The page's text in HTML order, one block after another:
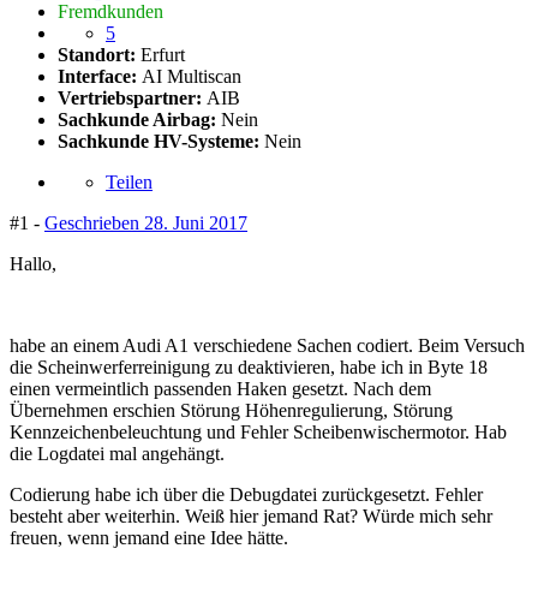
Fremdkunden
5
Standort: Erfurt
Interface: AI Multiscan
Vertriebspartner: AIB
Sachkunde Airbag: Nein
Sachkunde HV-Systeme: Nein
Teilen
#1 - Geschrieben 28. Juni 2017
Hallo,
habe an einem Audi A1 verschiedene Sachen codiert. Beim Versuch
die Scheinwerferreinigung zu deaktivieren, habe ich in Byte 18
einen vermeintlich passenden Haken gesetzt. Nach dem
Übernehmen erschien Störung Höhenregulierung, Störung
Kennzeichenbeleuchtung und Fehler Scheibenwischermotor. Hab
die Logdatei mal angehängt.
Codierung habe ich über die Debugdatei zurückgesetzt. Fehler
besteht aber weiterhin. Weiß hier jemand Rat? Würde mich sehr
freuen, wenn jemand eine Idee hätte.